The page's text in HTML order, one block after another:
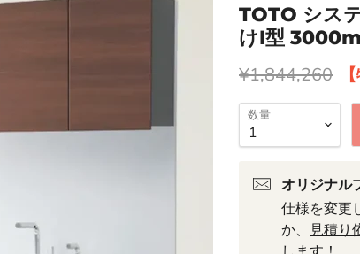
TOTO シス
けI型
元の価格
¥1,844,260
数量
オリジナル
仕様を変更
か、 見積り